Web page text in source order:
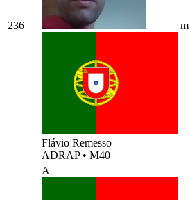
236
Flávio Remesso
ADRAP • M40
m
A